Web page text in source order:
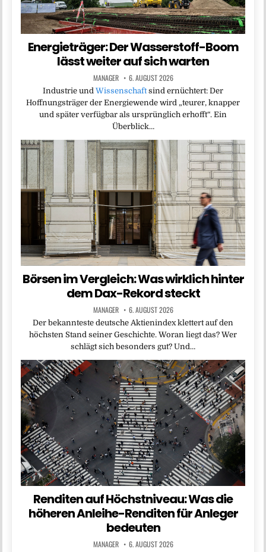
Energieträger: Der Wasserstoff-Boom
lässt weiter auf sich warten
MANAGER 6. AUGUST 2026
Industrie und Wissenschaftsind ernüchtert: Der
Hoffnungsträger der Energiewende wird „teurer, knapper
und später verfügbar als ursprünglich erhofft“. Ein
Überblick…
Börsen im Vergleich: Was wirklich hinter
dem Dax-Rekord steckt
MANAGER 6. AUGUST 2026
Der bekannteste deutsche Aktienindex klettert auf den
höchsten Stand seiner Geschichte. Woran liegt das? Wer
schlägt sich besonders gut? Und…
Renditen auf Höchstniveau: Was die
höheren Anleihe-Renditen für Anleger
bedeuten
MANAGER 6. AUGUST 2026